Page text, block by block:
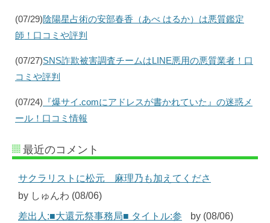
(07/29)陰陽星占術の安部春香（あべ はるか）は悪質鑑定
師！口コミや評判
(07/27)SNS詐欺被害調査チームはLINE悪用の悪質業者！口
コミや評判
(07/24) 『爆サイ.comにアドレスが書かれていた』の迷惑メ
ール！口コミ情報
最近のコメント
サクラリストに松元 麻理乃も加えてくださ
by しゅんわ (08/06)
差出人:■大還元祭事務局■ タイトル:参
by (08/06)